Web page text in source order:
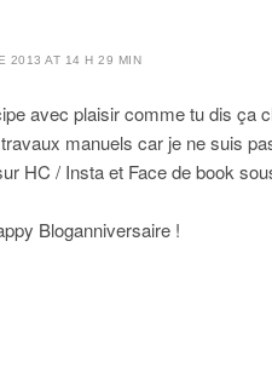
2013 AT 14 H 29 MIN
avec plaisir comme tu dis ça
manuels car je ne suis
HC / Insta et Face de book
Bloganniversaire !